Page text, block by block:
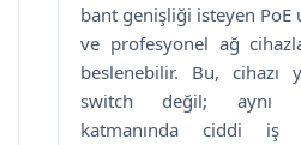
bant genişliği isteyen PoE
ve profesyonel ağ
beslenebilir. Bu, cihazı
switch değil; aynı
katmanında ciddi iş